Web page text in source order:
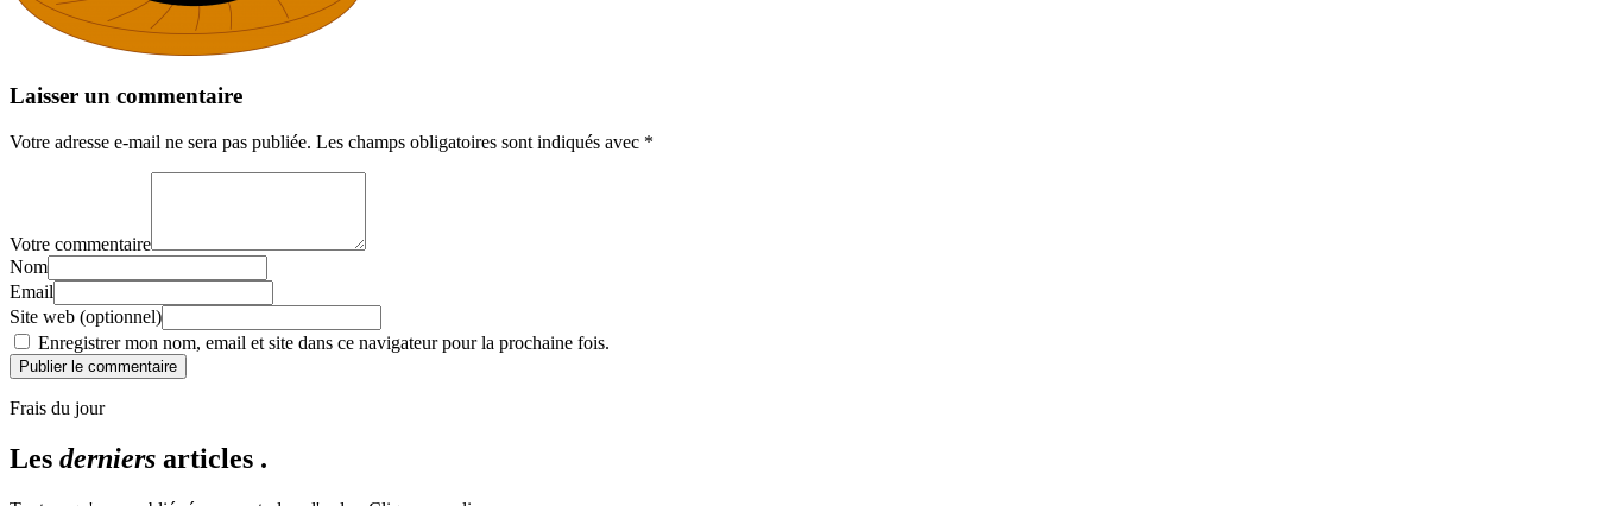
Laisser un commentaire
Votre adresse e-mail ne sera pas publiée. Les champs obligatoires sont indiqués avec *
Votre commentaire
Nom
Email
Site web (optionnel)
Enregistrer mon nom, email et site dans ce navigateur pour la prochaine fois.
Publier le commentaire
Frais du jour
Les derniers articles .